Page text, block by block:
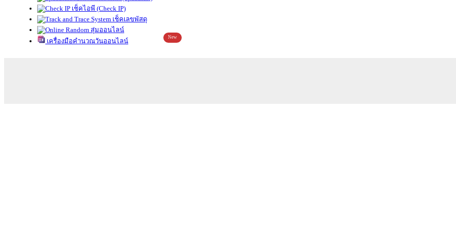
เช็คไอพี (Check IP)
เช็คเลขพัสดุ
สุ่มออนไลน์
เครื่องมือคำนวณวันออนไลน์
New